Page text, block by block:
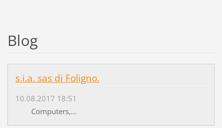
Blog
s.i.a. sas di Foligno.
10.08.2017 18:51
Computers,...